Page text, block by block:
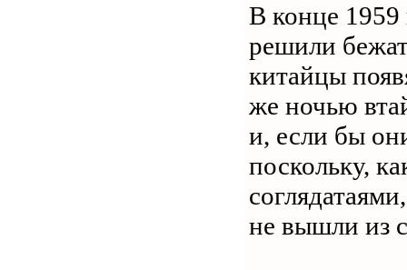
В конце 1959
решили
китайцы
же ночью
и, если бы
поскольку,
не вышли из